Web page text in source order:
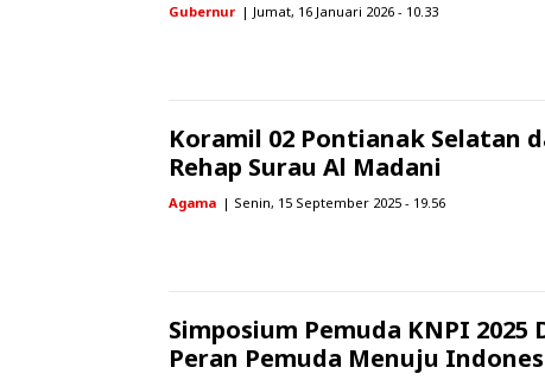
Gubernur | Jumat, 16 Januari 2026 - 10.33
Koramil 02 Pontianak Selatan
Rehap Surau Al Madani
Agama | Senin, 15 September 2025 - 19.56
Simposium Pemuda KNPI
Peran Pemuda Menuju